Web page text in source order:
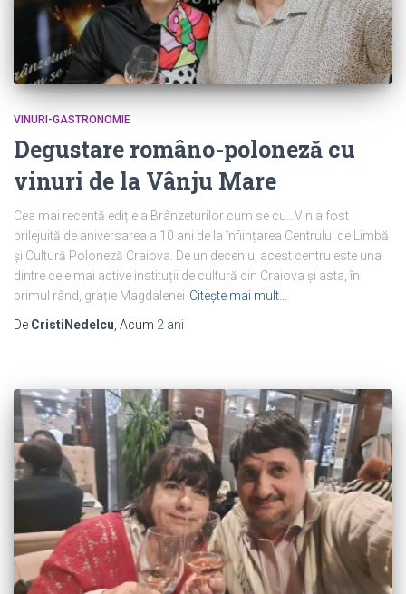
VINURI-GASTRONOMIE
Degustare româno-poloneză cu
vinuri de la Vânju Mare
Cea mai recentă ediție a Brânzeturilor cum se cu…Vin a fost
prilejuită de aniversarea a 10 ani de la înființarea Centrului de Limbă
şi Cultură Poloneză Craiova. De un deceniu, acest centru este una
dintre cele mai active instituții de cultură din Craiova și asta, în
primul rând, grație Magdalenei Citește mai mult…
De CristiNedelcu , Acum 2 ani